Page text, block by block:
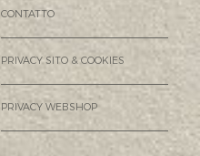
CONTATTO
PRIVACY SITO & COOKIES
PRIVACY WEBSHOP